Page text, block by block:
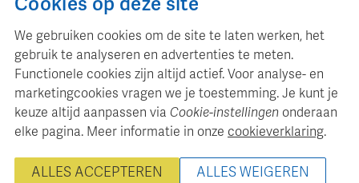
+ 32 (0)2 893 00 52
www.retrievermedia.be
Retriever Media Informatie onderhoudt een gestructureerde
mediadatabase voor professionele mediaplanning en analyse.
© 2000 - 2026 Retriever Media Informatie B.V. - Alle rechten
We gebruiken cookies om de site te laten werken, het
gebruik te analyseren en advertenties te meten.
Functionele cookies zijn altijd actief. Voor analyse- en
marketingcookies vragen we je toestemming. Je kunt je
keuze altijd aanpassen via Cookie-instellingen onderaan
elke pagina. Meer informatie in onze cookieverklaring.
ALLES ACCEPTEREN ALLES WEIGEREN